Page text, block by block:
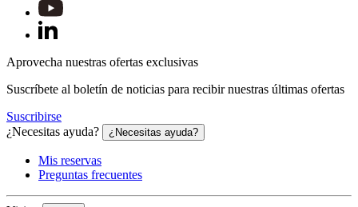
Aprovecha nuestras ofertas exclusivas
Suscríbete al boletín de noticias para recibir nuestras últimas ofertas
Suscribirse
¿Necesitas ayuda?
¿Necesitas ayuda?
Mis reservas
Preguntas frecuentes